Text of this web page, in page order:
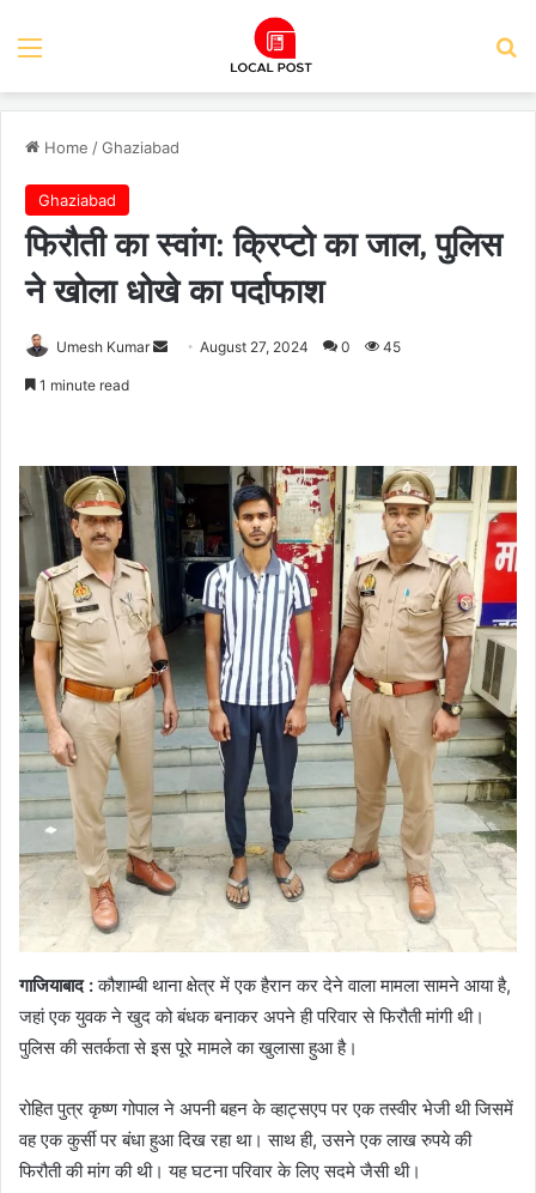
Menu
Home /Ghaziabad
Ghaziabad
फिरौती का स्वांग: क्रिप्टो का जाल, पुलिस
ने खोला धोखे का पर्दाफाश
Umesh Kumar
SendAugust 27, 2024 0 45
1 minute read
गाजियाबाद :कौशाम्बी थाना क्षेत्र में एक हैरान कर देने वाला मामला सामने आया है,
जहां एक युवक ने खुद को बंधक बनाकर अपने ही परिवार से फिरौती मांगी थी।
पुलिस की सतर्कता से इस पूरे मामले का खुलासा हुआ है।
रोहित पुत्र कृष्ण गोपाल ने अपनी बहन के व्हाट्सएप पर एक तस्वीर भेजी थी जिसमें
वह एक कुर्सी पर बंधा हुआ दिख रहा था। साथ ही, उसने एक लाख रुपये की
फिरौती की मांग की थी। यह घटना परिवार के लिए सदमे जैसी थी।